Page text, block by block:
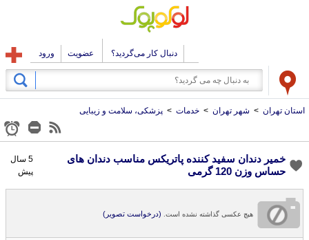
دنبال کار می‌گردید؟ عضویت ورود
استان تهران > شهر تهران > خدمات > پزشکی، سلامت و زیبایی
خمیر دندان سفید کننده پاتریکس مناسب دندان های
حساس وزن 120 گرمی
5 سال
پیش
هیچ عکسی گذاشته نشده است. (درخواست تصویر)